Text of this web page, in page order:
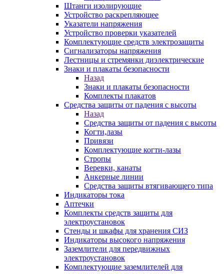
Штанги изолирующие
Устройство раскрепляющее
Указатели напряжения
Устройство проверки указателей
Комплектующие средств электрозащиты
Сигнализаторы напряжения
Лестницы и стремянки диэлектрические
Знаки и плакаты безопасности
Назад
Знаки и плакаты безопасности
Комплекты плакатов
Средства защиты от падения с высоты
Назад
Средства защиты от падения с высоты
Когти,лазы
Привязи
Комплектующие когти-лазы
Стропы
Веревки, канаты
Анкерные линии
Средства защиты втягивающего типа
Индикаторы тока
Аптечки
Комплекты средств защиты для
электроустановок
Стенды и шкафы для хранения СИЗ
Индикаторы высокого напряжения
Заземлители для передвижных
электроустановок
Комплектующие заземлителей для